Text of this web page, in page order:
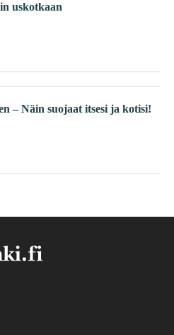
uskotkaan
– Näin suojaat itsesi ja kotisi!